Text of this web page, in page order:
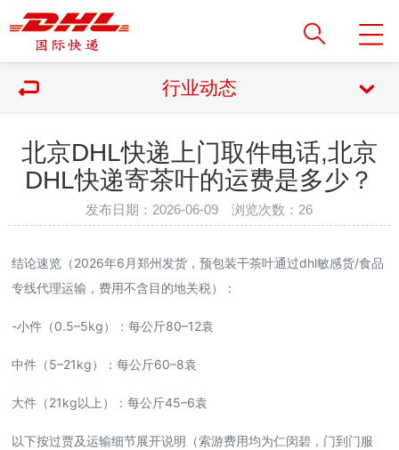
行业动态
北京DHL快递上门取件电话,北京
DHL快递寄茶叶的运费是多少？
发布日期：2026-06-09 浏览次数： 26
结论速览（2026年6月郑州发货，预包装干茶叶通过dhl敏感货/食品
专线代理运输，费用不含目的地关税）：
-小件（0.5–5kg）：每公斤80–12袁
中件（5–21kg）：每公斤60–8袁
大件（21kg以上）：每公斤45–6袁
以下按过贾及运输细节展开说明（索游费用均为仁闵碧，门到门服